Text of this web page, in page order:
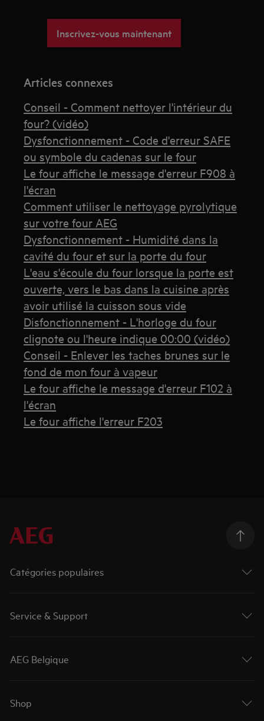
Inscrivez-vous maintenant
Articles connexes
Conseil - Comment nettoyer l'intérieur du
four? (vidéo)
Dysfonctionnement - Code d'erreur SAFE
ou symbole du cadenas sur le four
Le four affiche le message d'erreur F908 à
l'écran
Comment utiliser le nettoyage pyrolytique
sur votre four AEG
Dysfonctionnement - Humidité dans la
cavité du four et sur la porte du four
L'eau s'écoule du four lorsque la porte est
ouverte, vers le bas dans la cuisine après
avoir utilisé la cuisson sous vide
Disfonctionnement - L'horloge du four
clignote ou l'heure indique 00:00 (vidéo)
Conseil - Enlever les taches brunes sur le
fond de mon four à vapeur
Le four affiche le message d'erreur F102 à
l'écran
Le four affiche l'erreur F203
Catégories populaires
Service & Support
AEG Belgique
Shop